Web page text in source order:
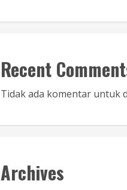
Recent
Tidak ada komentar untuk
Archives